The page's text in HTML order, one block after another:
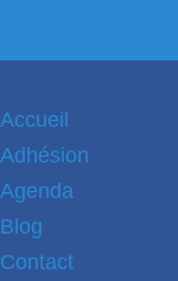
Accueil
Adhésion
Agenda
Blog
Contact